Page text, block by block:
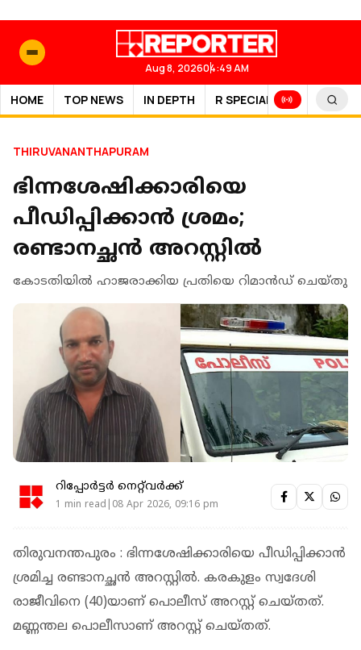
Aug 8, 202604:49 AM
HOME TOP NEWS IN DEPTH R SPECIAL SPORTS
THIRUVANANTHAPURAM
ഭിന്നശേഷിക്കാരിയെ
പീഡിപ്പിക്കാൻ ശ്രമം;
രണ്ടാനച്ഛൻ അറസ്റ്റിൽ
കോടതിയിൽ ഹാജരാക്കിയ പ്രതിയെ റിമാൻഡ് ചെയ്തു
റിപ്പോർട്ടർ നെറ്റ്‌വര്‍ക്ക്‌
1 min read|08 Apr 2026, 09:16 pm
തിരുവനന്തപുരം : ഭിന്നശേഷിക്കാരിയെ പീഡിപ്പിക്കാൻ
ശ്രമിച്ച രണ്ടാനച്ഛൻ അറസ്റ്റിൽ. കരകുളം സ്വദേശി
രാജീവിനെ (40)യാണ് പൊലീസ് അറസ്റ്റ് ചെയ്തത്.
മണ്ണന്തല പൊലീസാണ് അറസ്റ്റ് ചെയ്തത്.